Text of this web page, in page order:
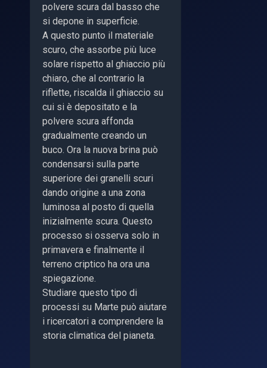
polvere scura dal basso che
si depone in superficie.
A questo punto il materiale
scuro, che assorbe più luce
solare rispetto al ghiaccio più
chiaro, che al contrario la
riflette, riscalda il ghiaccio su
cui si è depositato e la
polvere scura affonda
gradualmente creando un
buco. Ora la nuova brina può
condensarsi sulla parte
superiore dei granelli scuri
dando origine a una zona
luminosa al posto di quella
inizialmente scura. Questo
processo si osserva solo in
primavera e finalmente il
terreno criptico ha ora una
spiegazione.
Studiare questo tipo di
processi su Marte può aiutare
i ricercatori a comprendere la
storia climatica del pianeta.